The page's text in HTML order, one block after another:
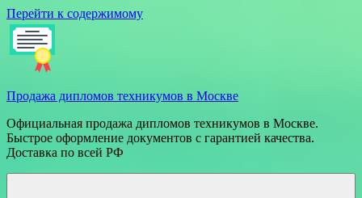
Перейти к содержимому
Продажа дипломов техникумов в Москве
Официальная продажа дипломов техникумов в Москве.
Быстрое оформление документов с гарантией качества.
Доставка по всей РФ